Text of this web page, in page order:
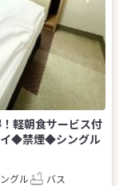
軽朝食サービス付
イ◆禁煙◆シングル
グル
バス